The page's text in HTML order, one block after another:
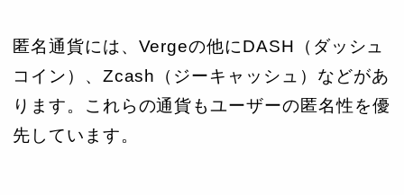
匿名通貨には、Vergeの他にDASH（ダッシュ
コイン）、Zcash（ジーキャッシュ）などがあ
ります。これらの通貨もユーザーの匿名性を優
先しています。